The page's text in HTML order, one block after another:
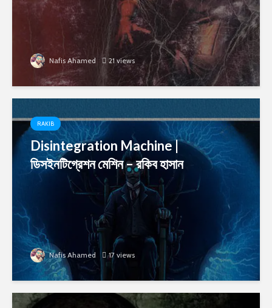
Nafis Ahamed 21 views
RAKIB
Disintegration Machine |
ডিসইনটিগ্রেশন মেশিন – রকিব হাসান
Nafis Ahamed 17 views